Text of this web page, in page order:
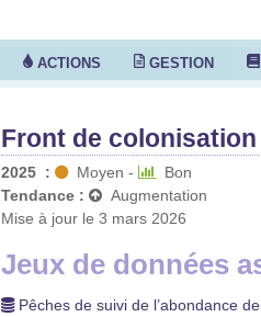
ACTIONS GESTION
Front de colonisation
2025 : Moyen -
Bon
Tendance :
Augmentation
Mise à jour le 3 mars 2026
Jeux de données
Pêches de suivi de l’abondance